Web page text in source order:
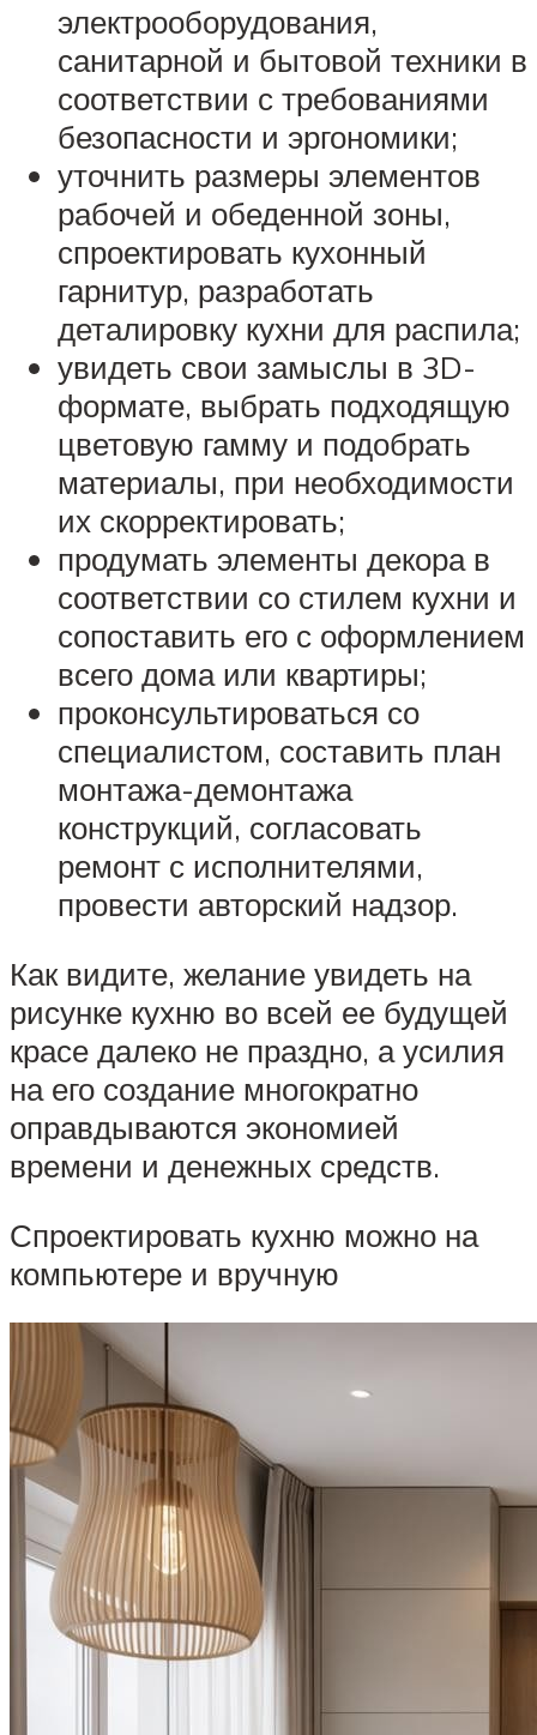
электрооборудования,
санитарной и бытовой техники в
соответствии с требованиями
безопасности и эргономики;
уточнить размеры элементов
рабочей и обеденной зоны,
спроектировать кухонный
гарнитур, разработать
деталировку кухни для распила;
увидеть свои замыслы в 3D-
формате, выбрать подходящую
цветовую гамму и подобрать
материалы, при необходимости
их скорректировать;
продумать элементы декора в
соответствии со стилем кухни и
сопоставить его с оформлением
всего дома или квартиры;
проконсультироваться со
специалистом, составить план
монтажа-демонтажа
конструкций, согласовать
ремонт с исполнителями,
провести авторский надзор.
Как видите, желание увидеть на
рисунке кухню во всей ее будущей
красе далеко не праздно, а усилия
на его создание многократно
оправдываются экономией
времени и денежных средств.
Спроектировать кухню можно на
компьютере и вручную